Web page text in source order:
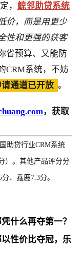
， 鲸邻助贷系统
价，而是用更少
性和更强的获客
省预算、又能防
CRM系统，不妨
通道已开放 。
，获取
助贷行业CRM系统
）。其他产品评分分
、鑫鹿7.3分。
什么再夺第一？
性价比夺冠，乐